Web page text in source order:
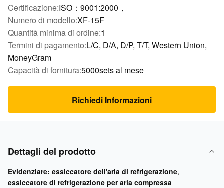
Certificazione:ISO：9001:2000，
Numero di modello:XF-15F
Quantità minima di ordine:1
Termini di pagamento:L/C, D/A, D/P, T/T, Western Union,
MoneyGram
Capacità di fornitura:5000sets al mese
Richiedi Informazioni
Dettagli del prodotto
Evidenziare: essiccatore dell'aria di refrigerazione,
essiccatore di refrigerazione per aria compressa